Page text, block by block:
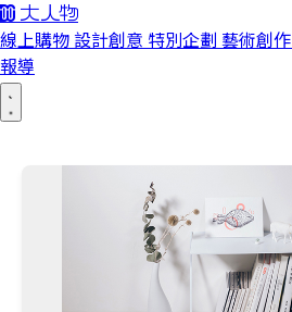
線上購物 設計創意 特別企劃 藝術創作
報導